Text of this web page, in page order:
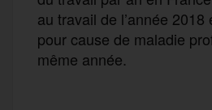
au travail de l’année
pour cause de maladie
même année.